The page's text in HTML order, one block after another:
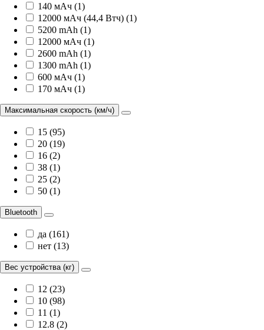
140 мАч (1)
12000 мАч (44,4 Втч) (1)
5200 mAh (1)
12000 мАч (1)
2600 mAh (1)
1300 mAh (1)
600 мАч (1)
170 мАч (1)
Максимальная скорость (км/ч)
15 (95)
20 (19)
16 (2)
38 (1)
25 (2)
50 (1)
Bluetooth
да (161)
нет (13)
Вес устройства (кг)
12 (23)
10 (98)
11 (1)
12.8 (2)